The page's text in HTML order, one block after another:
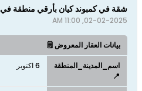
شقة في كمبوند كيان بأرقي منطقة في ٦ أكتوبر
02-02-2025, 11:00 AM
بيانات العقار المعروض 🗒️
اسم_المدينة_المنطقة
📍
6 اكتوبر